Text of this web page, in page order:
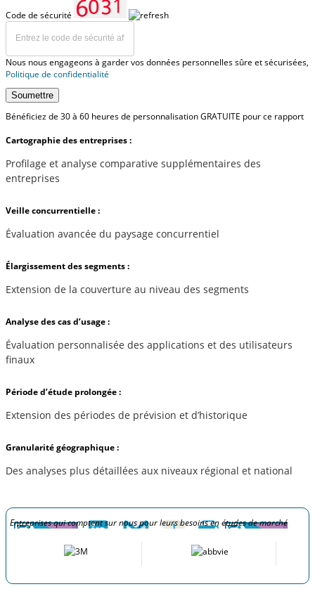
Code de sécurité
Nous nous engageons à garder vos données personnelles sûre et sécurisées,
Politique de confidentialité
Soumettre
Bénéficiez de 30 à 60 heures de personnalisation GRATUITE pour ce rapport
Cartographie des entreprises :
Profilage et analyse comparative supplémentaires des
entreprises
Veille concurrentielle :
Évaluation avancée du paysage concurrentiel
Élargissement des segments :
Extension de la couverture au niveau des segments
Analyse des cas d’usage :
Évaluation personnalisée des applications et des utilisateurs
finaux
Période d’étude prolongée :
Extension des périodes de prévision et d’historique
Granularité géographique :
Des analyses plus détaillées aux niveaux régional et national
Entreprises qui comptent sur nous pour leurs besoins en études de marché